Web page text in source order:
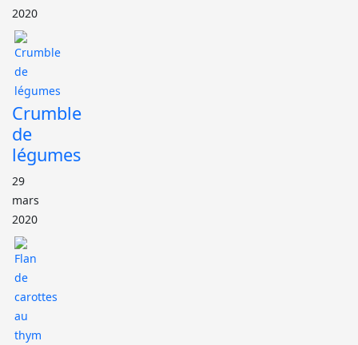
2020
Crumble
de
légumes
29
mars
2020